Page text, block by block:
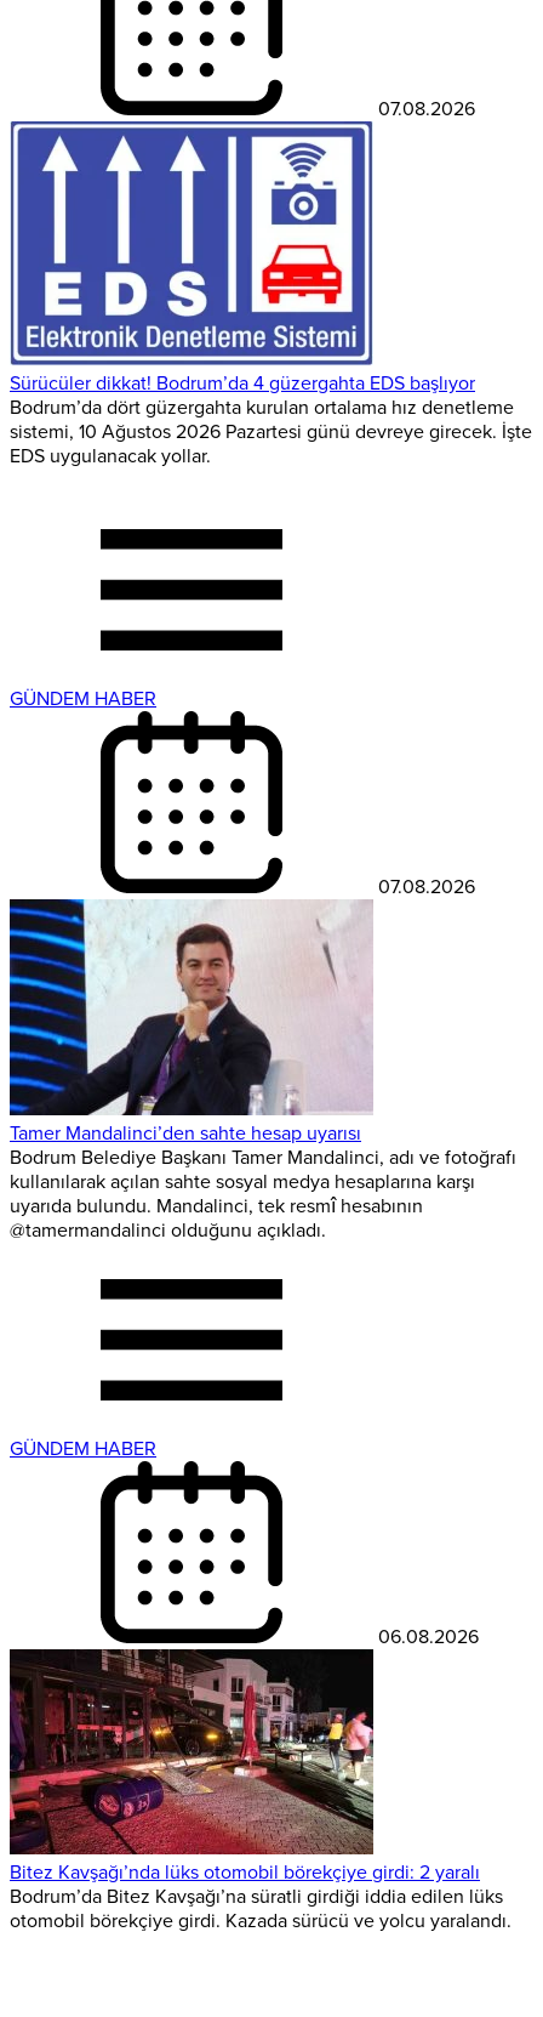
07.08.2026
Sürücüler dikkat! Bodrum’da 4 güzergahta EDS başlıyor
Bodrum’da dört güzergahta kurulan ortalama hız denetleme
sistemi, 10 Ağustos 2026 Pazartesi günü devreye girecek. İşte
EDS uygulanacak yollar.
GÜNDEM HABER
07.08.2026
Tamer Mandalinci’den sahte hesap uyarısı
Bodrum Belediye Başkanı Tamer Mandalinci, adı ve fotoğrafı
kullanılarak açılan sahte sosyal medya hesaplarına karşı
uyarıda bulundu. Mandalinci, tek resmî hesabının
@tamermandalinci olduğunu açıkladı.
GÜNDEM HABER
06.08.2026
Bitez Kavşağı’nda lüks otomobil börekçiye girdi: 2 yaralı
Bodrum’da Bitez Kavşağı’na süratli girdiği iddia edilen lüks
otomobil börekçiye girdi. Kazada sürücü ve yolcu yaralandı.